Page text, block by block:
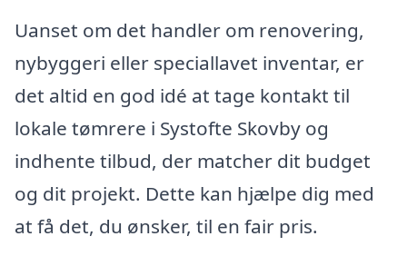
Uanset om det handler om renovering,
nybyggeri eller speciallavet inventar, er
det altid en god idé at tage kontakt til
lokale tømrere i Systofte Skovby og
indhente tilbud, der matcher dit budget
og dit projekt. Dette kan hjælpe dig med
at få det, du ønsker, til en fair pris.